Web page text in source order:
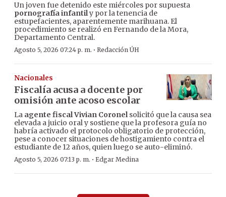
Un joven fue detenido este miércoles por supuesta
pornografía infantily por la tenencia de
estupefacientes, aparentemente marihuana. El
procedimiento se realizó en Fernando de la Mora,
Departamento Central.
Agosto 5, 2026 07:24 p. m. · Redacción ÚH
Nacionales
Fiscalía acusa a docente por
omisión ante acoso escolar
La agente fiscal Vivian Coronelsolicitó que la causa sea
elevada a juicio oral y sostiene que la profesora guía no
habría activado el protocolo obligatorio de protección,
pese a conocer situaciones de hostigamiento contra el
estudiante de 12 años, quien luego se auto-eliminó.
Agosto 5, 2026 07:13 p. m. · Edgar Medina